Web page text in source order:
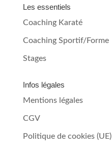
Les essentiels
Coaching Karaté
Coaching Sportif/Forme
Stages
Infos légales
Mentions légales
CGV
Politique de cookies (UE)